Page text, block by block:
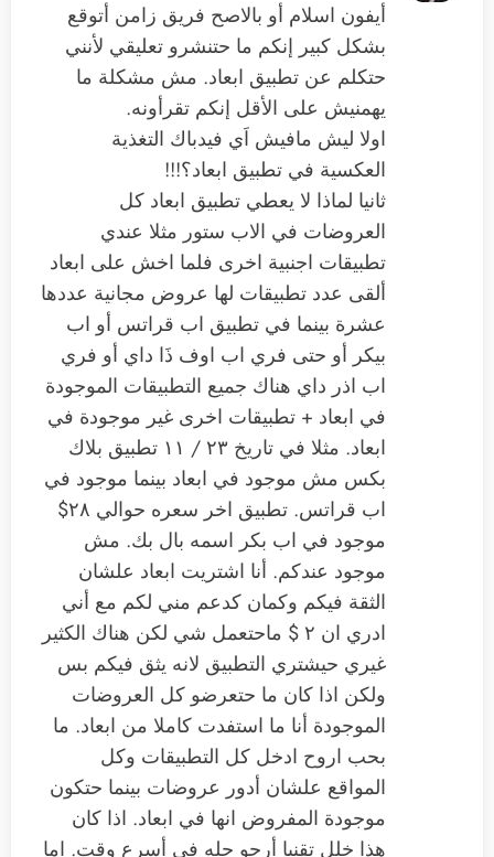
أيفون اسلام أو بالاصح فريق زامن أتوقع
بشكل كبير إنكم ما حتنشرو تعليقي لأنني
حتكلم عن تطبيق ابعاد. مش مشكلة ما
يهمنيش على الأقل إنكم تقرأونه.
اولا ليش مافيش اَي فيدباك التغذية
العكسية في تطبيق ابعاد؟!!!
ثانيا لماذا لا يعطي تطبيق ابعاد كل
العروضات في الاب ستور مثلا عندي
تطبيقات اجنبية اخرى فلما اخش على ابعاد
ألقى عدد تطبيقات لها عروض مجانية عددها
عشرة بينما في تطبيق اب قراتس أو اب
بيكر أو حتى فري اب اوف ذَا داي أو فري
اب اذر داي هناك جميع التطبيقات الموجودة
في ابعاد + تطبيقات اخرى غير موجودة في
ابعاد. مثلا في تاريخ ٢٣ / ١١ تطبيق بلاك
بكس مش موجود في ابعاد بينما موجود في
اب قراتس. تطبيق اخر سعره حوالي ٢٨$
موجود في اب بكر اسمه بال بك. مش
موجود عندكم. أنا اشتريت ابعاد علشان
الثقة فيكم وكمان كدعم مني لكم مع أني
ادري ان ٢ $ ماحتعمل شي لكن هناك الكثير
غيري حيشتري التطبيق لانه يثق فيكم بس
ولكن اذا كان ما حتعرضو كل العروضات
الموجودة أنا ما استفدت كاملا من ابعاد. ما
بحب اروح ادخل كل التطبيقات وكل
المواقع علشان أدور عروضات بينما حتكون
موجودة المفروض انها في ابعاد. اذا كان
هذا خلل تقنيا أرجو حله في أسرع وقت. اما